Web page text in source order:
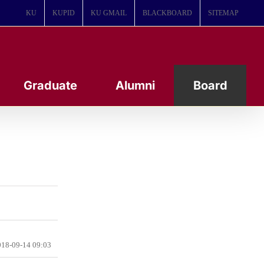
KU KUPID KU GMAIL BLACKBOARD SITEMAP
Graduate Alumni Board
09-14 09:03